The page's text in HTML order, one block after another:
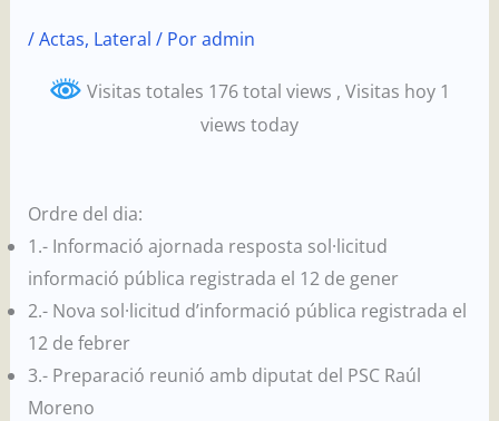
contenido
/Actas, Lateral / Poradmin
Visitas totales 176 total views , Visitas hoy 1
views today
Ordre del dia:
1.- Informació ajornada resposta sol·licitud
informació pública registrada el 12 de gener
2.- Nova sol·licitud d’informació pública registrada el
12 de febrer
3.- Preparació reunió amb diputat del PSC Raúl
Moreno